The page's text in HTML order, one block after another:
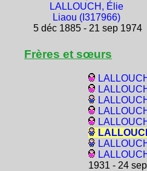
LALLOUCH, Élie
Liaou (I317966)
5 déc 1885 - 21 sep 1974
Frères et sœurs
1931 - 24